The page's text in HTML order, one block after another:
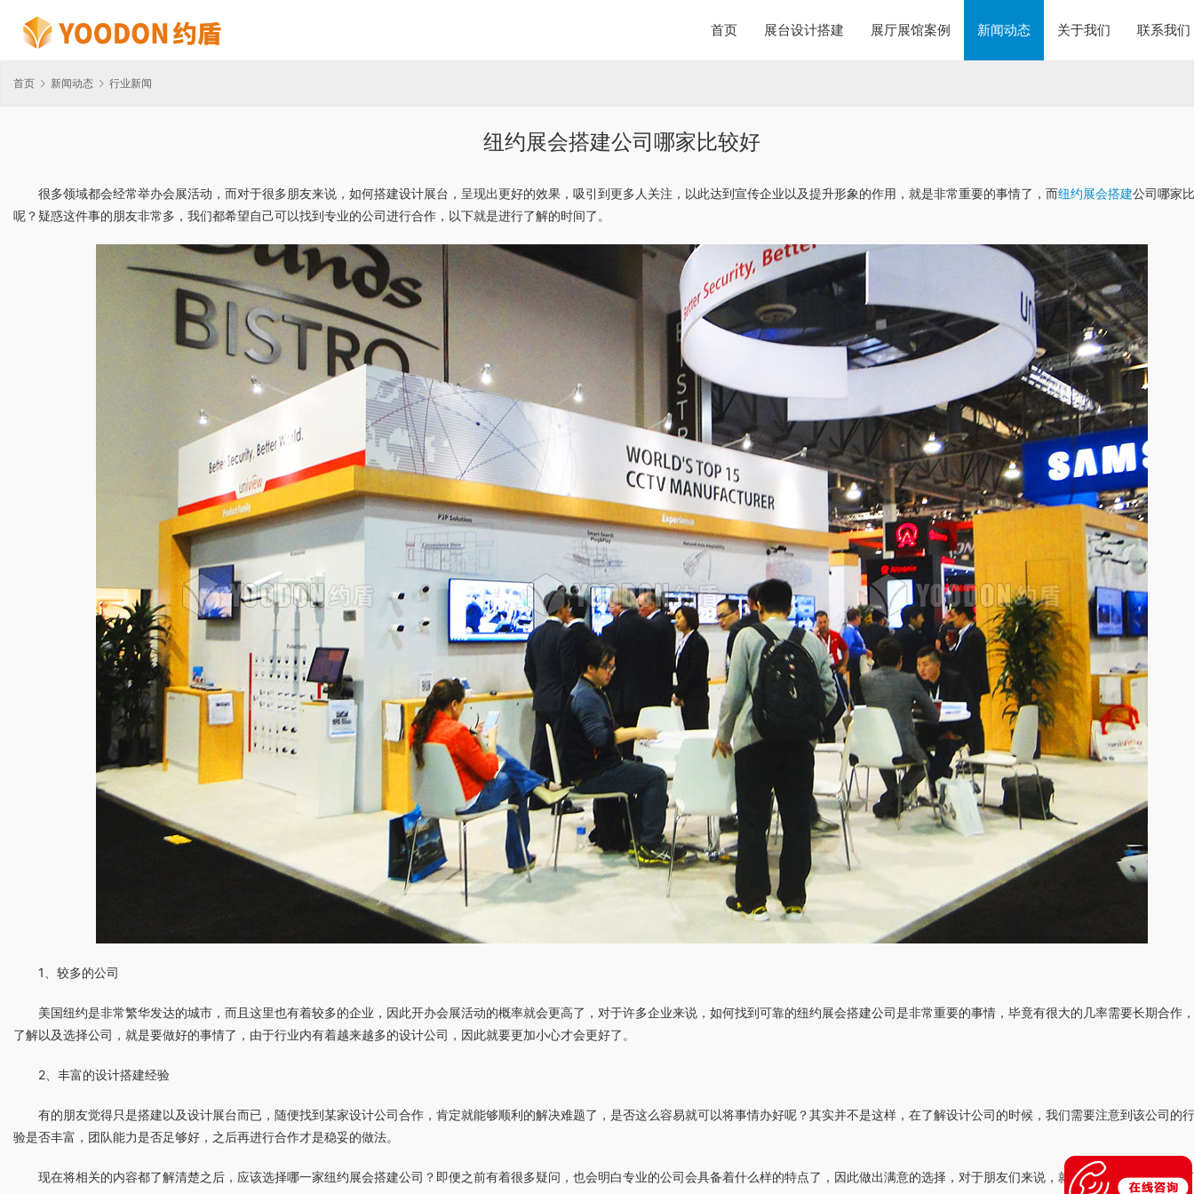
首页 展台设计搭建 展厅展馆案例 新闻动态 关于我们 联系我们
首页 新闻动态 行业新闻
纽约展会搭建公司哪家比较好
很多领域都会经常举办会展活动，而对于很多朋友来说，如何搭建设计展台，呈现出更好的效果，吸引到更多人关注，以此达到宣传企业以及提升形象的作用，就是非常重要的事情了，而纽约展会搭建公司哪家
呢？疑惑这件事的朋友非常多，我们都希望自己可以找到专业的公司进行合作，以下就是进行了解的时间了。
1、较多的公司
美国纽约是非常繁华发达的城市，而且这里也有着较多的企业，因此开办会展活动的概率就会更高了，对于许多企业来说，如何找到可靠的纽约展会搭建公司是非常重要的事情，毕竟有很大的几率需要长期合作
了解以及选择公司，就是要做好的事情了，由于行业内有着越来越多的设计公司，因此就要更加小心才会更好了。
2、丰富的设计搭建经验
有的朋友觉得只是搭建以及设计展台而已，随便找到某家设计公司合作，肯定就能够顺利的解决难题了，是否这么容易就可以将事情办好呢？其实并不是这样，在了解设计公司的时候，我们需要注意到该公司的
验是否丰富，团队能力是否足够好，之后再进行合作才是稳妥的做法。
现在将相关的内容都了解清楚之后，应该选择哪一家纽约展会搭建公司？即便之前有着很多疑问，也会明白专业的公司会具备着什么样的特点了，因此做出满意的选择，对于朋友们来说，就不会再是困难的事情